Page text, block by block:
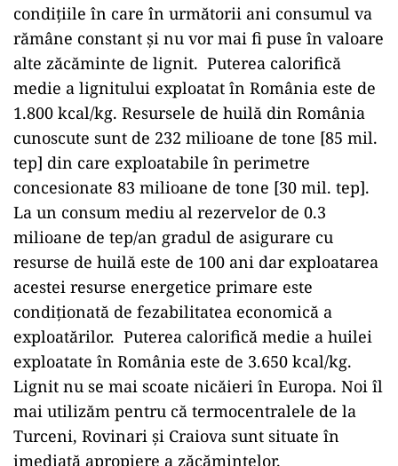
condițiile în care în următorii ani consumul va
rămâne constant și nu vor mai fi puse în valoare
alte zăcăminte de lignit. Puterea calorifică
medie a lignitului exploatat în România este de
1.800 kcal/kg. Resursele de huilă din România
cunoscute sunt de 232 milioane de tone [85 mil.
tep] din care exploatabile în perimetre
concesionate 83 milioane de tone [30 mil. tep].
La un consum mediu al rezervelor de 0.3
milioane de tep/an gradul de asigurare cu
resurse de huilă este de 100 ani dar exploatarea
acestei resurse energetice primare este
condiționată de fezabilitatea economică a
exploatărilor. Puterea calorifică medie a huilei
exploatate în România este de 3.650 kcal/kg.
Lignit nu se mai scoate nicăieri în Europa. Noi îl
mai utilizăm pentru că termo­centralele de la
Turceni, Rovinari și Craiova sunt situate în
imediată apropiere a zăcămintelor.